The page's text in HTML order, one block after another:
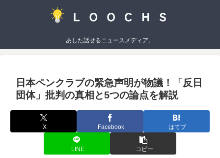
あした話せるニュースメディア。
日本ペンクラブの緊急声明が物議！「反日
団体」批判の真相と5つの論点を解説
X Facebook はてブ
LINE コピー